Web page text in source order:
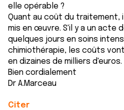
elle opérable ?
Quant au coût du traitement,
mis en œuvre. S'il y a un acte
quelques jours en soins
chimiothérapie, les coûts
en dizaines de milliers d'euros.
Bien cordialement
Dr A.Marceau
Citer